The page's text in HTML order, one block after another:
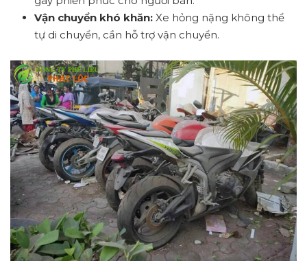
Vận chuyển khó khăn: Xe hỏng nặng không thể
tự di chuyển, cần hỗ trợ vận chuyển.